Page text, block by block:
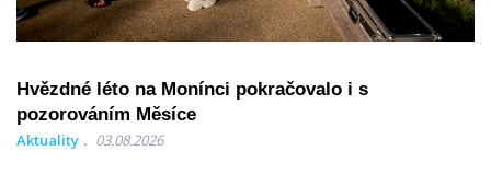
Hvězdné léto na Monínci pokračovalo i s
pozorováním Měsíce
Aktuality 03.08.2026